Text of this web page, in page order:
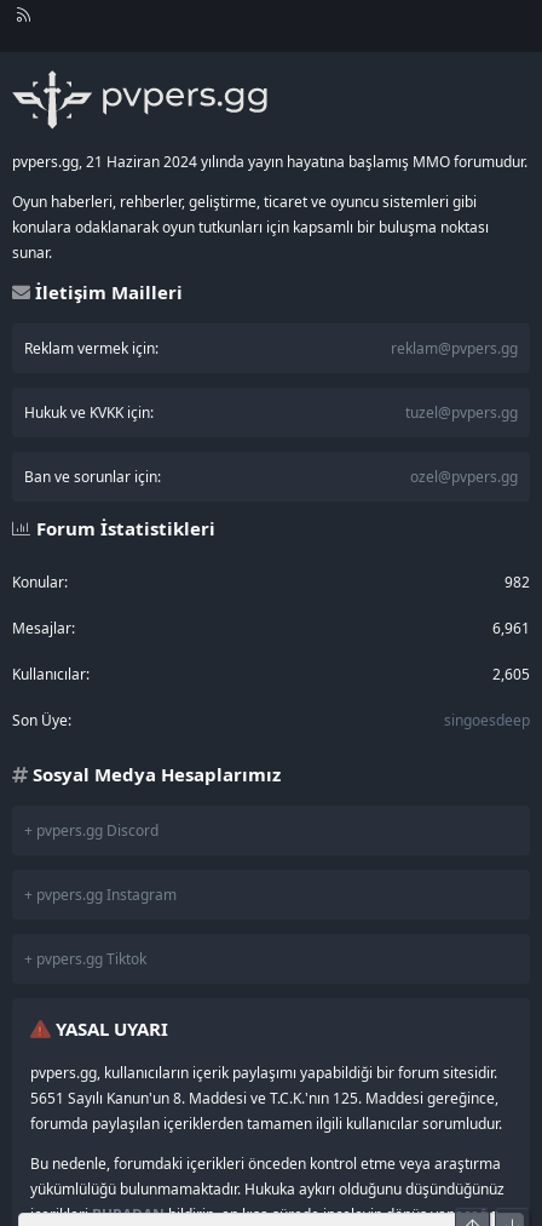
R
pvpers.gg, 21 Haziran 2024 yılında yayın hayatına başlamış MMO forumudur.
Oyun haberleri, rehberler, geliştirme, ticaret ve oyuncu sistemleri gibi
konulara odaklanarak oyun tutkunları için kapsamlı bir buluşma noktası
sunar.
İletişim Mailleri
Reklam vermek için: reklam@pvpers.gg
Hukuk ve KVKK için: tuzel@pvpers.gg
Ban ve sorunlar için: ozel@pvpers.gg
Forum İstatistikleri
Konular 982
Mesajlar 6,961
Kullanıcılar 2,605
Son Üye singoesdeep
Sosyal Medya Hesaplarımız
+ pvpers.gg Discord
+ pvpers.gg Instagram
+ pvpers.gg Tiktok
YASAL UYARI
pvpers.gg, kullanıcıların içerik paylaşımı yapabildiği bir forum sitesidir.
5651 Sayılı Kanun'un 8. Maddesi ve T.C.K.'nın 125. Maddesi gereğince,
forumda paylaşılan içeriklerden tamamen ilgili kullanıcılar sorumludur.
Bu nedenle, forumdaki içerikleri önceden kontrol etme veya araştırma
yükümlülüğü bulunmamaktadır. Hukuka aykırı olduğunu düşündüğünüz
içerikleriBURADANbildirin, en kısa sürede inceleyip dönüş yapacağız.